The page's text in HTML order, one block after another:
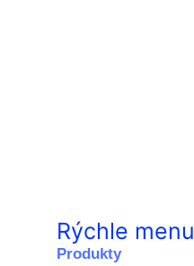
Rýchle menu
Produkty